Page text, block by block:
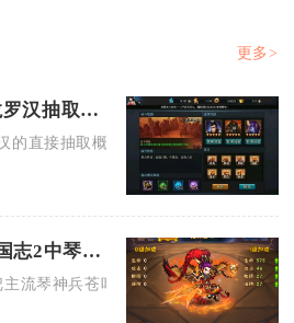
更多>
乱斗西游中降龙罗汉抽取几率如何
的直接抽取概率偏低，常规祈愿单抽概
少年三国志2三国志2中琴神兵技能如何使用
主流琴神兵苍叶绿绮琴与枯桐焦尾琴需